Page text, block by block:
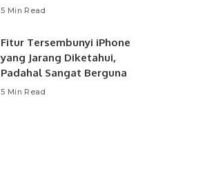
5 Min Read
Fitur Tersembunyi iPhone
yang Jarang Diketahui,
Padahal Sangat Berguna
5 Min Read